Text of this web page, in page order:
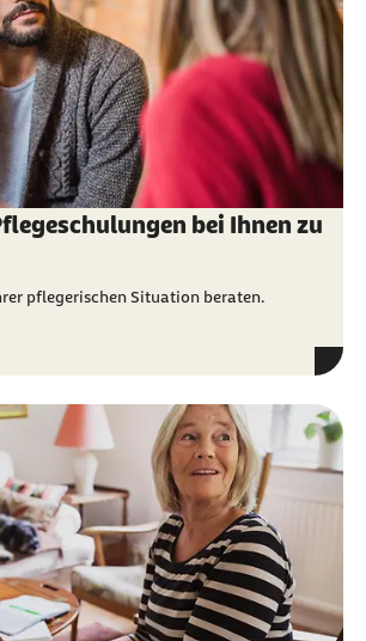
bei Ihnen zu
pflegerischen Situation beraten.